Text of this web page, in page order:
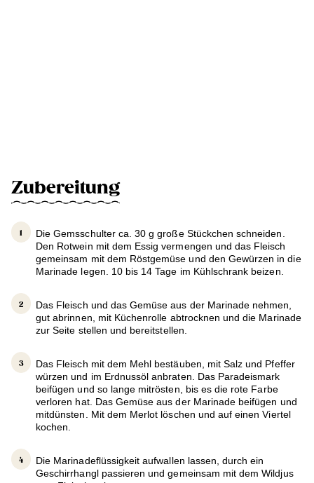
Zubereitung
Die Gemsschulter ca. 30 g große Stückchen schneiden.
Den Rotwein mit dem Essig vermengen und das Fleisch
gemeinsam mit dem Röstgemüse und den Gewürzen in die
Marinade legen. 10 bis 14 Tage im Kühlschrank beizen.
Das Fleisch und das Gemüse aus der Marinade nehmen,
gut abrinnen, mit Küchenrolle abtrocknen und die Marinade
zur Seite stellen und bereitstellen.
Das Fleisch mit dem Mehl bestäuben, mit Salz und Pfeffer
würzen und im Erdnussöl anbraten. Das Paradeismark
beifügen und so lange mitrösten, bis es die rote Farbe
verloren hat. Das Gemüse aus der Marinade beifügen und
mitdünsten. Mit dem Merlot löschen und auf einen Viertel
kochen.
Die Marinadeflüssigkeit aufwallen lassen, durch ein
Geschirrhangl passieren und gemeinsam mit dem Wildjus